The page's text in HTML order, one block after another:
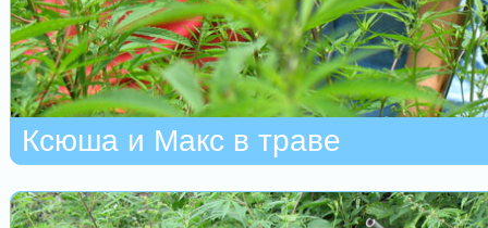
Ксюша и Макс в траве